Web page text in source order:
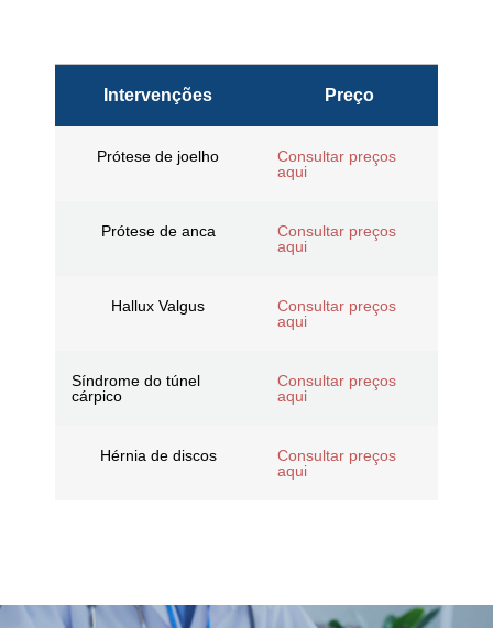
Intervenções Preço
Prótese de joelho
Consultar preços
aqui
Prótese de anca
Consultar preços
aqui
Hallux Valgus
Consultar preços
aqui
Síndrome do túnel
cárpico
Consultar preços
aqui
Hérnia de discos
Consultar preços
aqui